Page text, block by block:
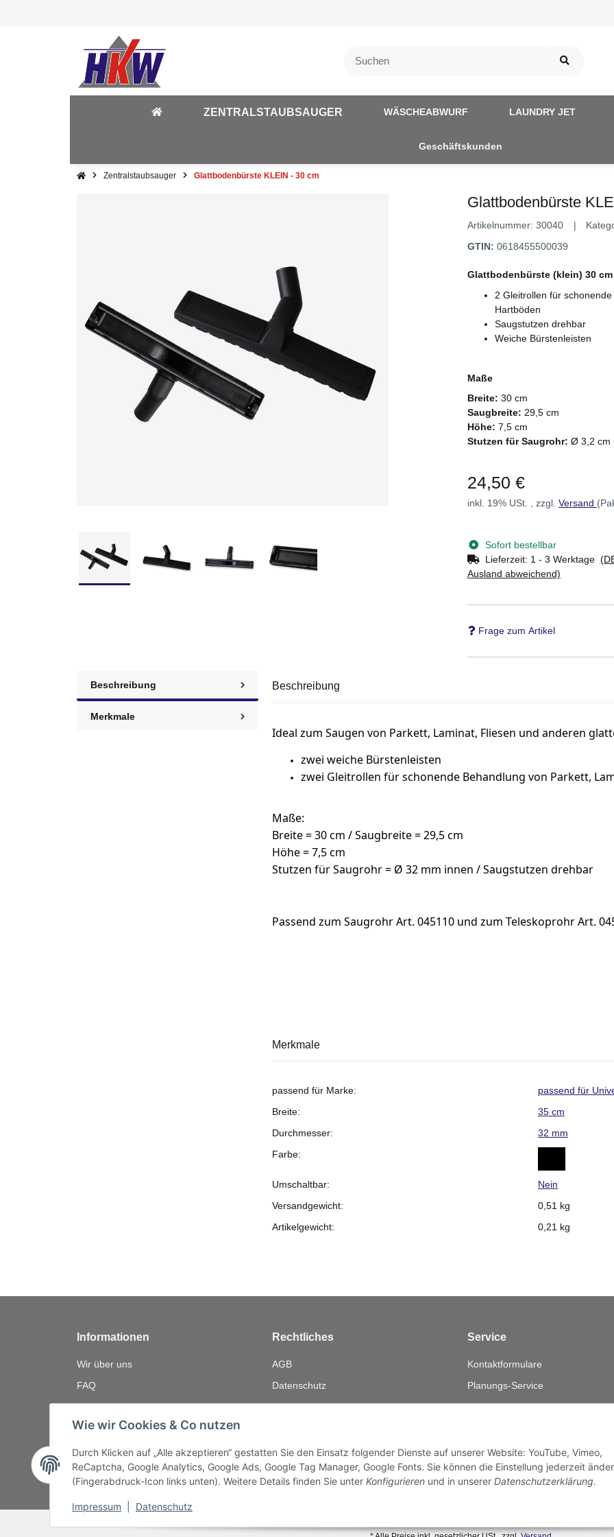
ZENTRALSTAUBSAUGER WÄSCHEABWURF LAUNDRY JET
Geschäftskunden
Zentralstaubsauger Glattbodenbürste KLEIN - 30 cm
Glattbodenbürste
Artikelnummer: 30040
GTIN: 0618455500039
Glattbodenbürste (klein) 30 cm
2 Gleitrollen für
Hartböden
Saugstutzen drehbar
Weiche Bürstenleisten
Maße
Breite: 30 cm
Saugbreite: 29,5 cm
Höhe: 7,5 cm
Stutzen für Saugrohr: Ø 3,2 cm
24,50 €
inkl. 19% USt. , zzgl. Versand
Sofort bestellbar
Lieferzeit: 1 - 3 Werktage
Ausland abweichend)
Frage zum Artikel
Beschreibung
Merkmale
Beschreibung
Ideal zum Saugen von Parkett, Laminat, Fliesen und anderen
zwei weiche Bürstenleisten
zwei Gleitrollen für schonende Behandlung von Parkett,
Maße:
Breite = 30 cm / Saugbreite = 29,5 cm
Höhe = 7,5 cm
Stutzen für Saugrohr = Ø 32 mm innen / Saugstutzen drehbar
Passend zum Saugrohr Art. 045110 und zum Teleskoprohr Art.
Merkmale
passend für Marke:
passend für
Breite:
35 cm
Durchmesser:
32 mm
Farbe:
Umschaltbar:
Nein
Versandgewicht:
0,51 kg
Artikelgewicht:
0,21 kg
Informationen
Wir über uns
FAQ
Zahlungsmöglichkeiten
Versandinformationen
Bewerten
Rechtliches
AGB
Datenschutz
Widerrufsrecht
Impressum
Service
Kontaktformulare
Planungs-Service
Montage-Service
Retouren-Service
Wie wir Cookies & Co nutzen
Durch Klicken auf „Alle akzeptieren“ gestatten Sie den Einsatz folgender Dienste auf unserer Website: YouTube, Vimeo,
ReCaptcha, Google Analytics, Google Ads, Google Tag Manager, Google Fonts. Sie können die Einstellung jederzeit
(Fingerabdruck-Icon links unten). Weitere Details finden Sie unter Konfigurieren und in unserer Datenschutzerklärung.
Impressum Datenschutz